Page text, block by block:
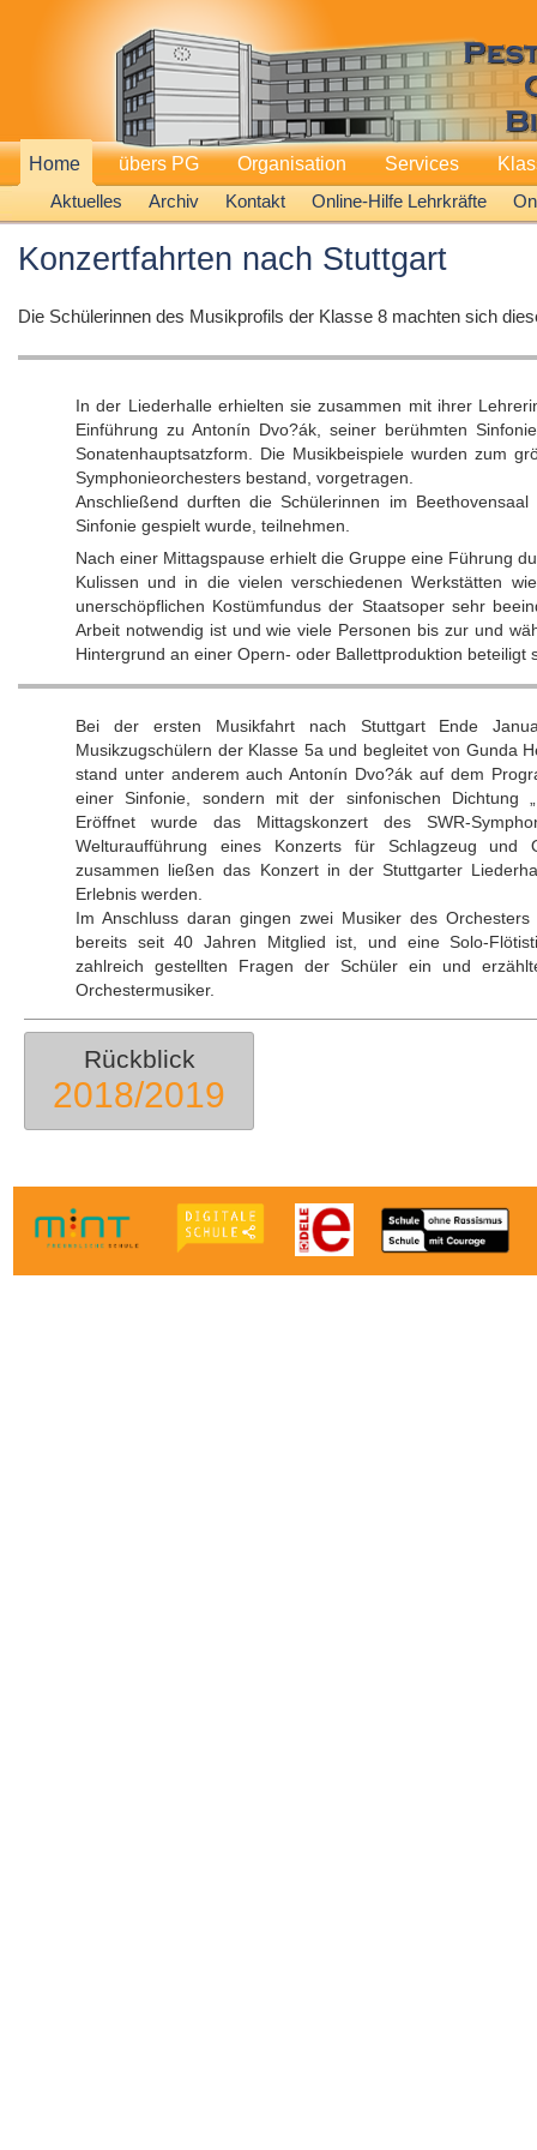
Home
Aktuelles
Archiv Kontakt Online-Hilfe Lehrkräfte
übers PG Organisation Services
Konzertfahrten nach Stuttgart
Die Schülerinnen des Musikprofils der Klasse 8 machten sich
In der Liederhalle erhielten sie zusammen mit ihrer
Einführung zu Antonín Dvo?ák, seiner berühmten
Sonatenhauptsatzform. Die Musikbeispiele wurden zum
Symphonieorchesters bestand, vorgetragen.
Anschließend durften die Schülerinnen im
Sinfonie gespielt wurde, teilnehmen.
Nach einer Mittagspause erhielt die Gruppe eine Führung
Kulissen und in die vielen verschiedenen Werkstätten
unerschöpflichen Kostümfundus der Staatsoper sehr
Arbeit notwendig ist und wie viele Personen bis zur und
Hintergrund an einer Opern- oder Ballettproduktion beteiligt
Bei der ersten Musikfahrt nach Stuttgart Ende
Musikzugschülern der Klasse 5a und begleitet von Gunda
stand unter anderem auch Antonín Dvo?ák auf dem
einer Sinfonie, sondern mit der sinfonischen Dichtung
Eröffnet wurde das Mittagskonzert des SWR-
Welturaufführung eines Konzerts für Schlagzeug und
zusammen ließen das Konzert in der Stuttgarter
Erlebnis werden.
Im Anschluss daran gingen zwei Musiker des
bereits seit 40 Jahren Mitglied ist, und eine Solo-
zahlreich gestellten Fragen der Schüler ein und
Orchestermusiker.
Rückblick
2018/2019